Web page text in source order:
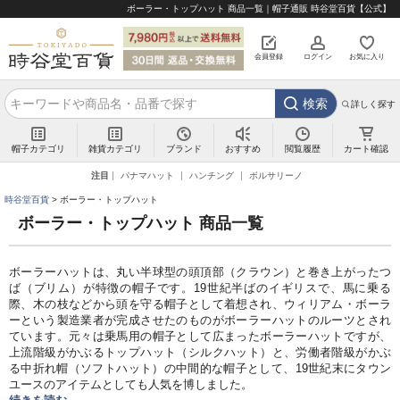
ボーラー・トップハット 商品一覧｜帽子通販 時谷堂百貨【公式】
会員登録 ログイン お気に入り
検索 詳しく探す
帽子カテゴリ 雑貨カテゴリ ブランド おすすめ 閲覧履歴 カート確認
注目 パナマハット ハンチング ボルサリーノ
時谷堂百貨 ボーラー・トップハット
ボーラー・トップハット 商品一覧
ボーラーハットは、丸い半球型の頭頂部（クラウン）と巻き上がったつ
ば（ブリム）が特徴の帽子です。19世紀半ばのイギリスで、馬に乗る
際、木の枝などから頭を守る帽子として着想され、ウィリアム・ボーラ
ーという製造業者が完成させたのものがボーラーハットのルーツとされ
ています。元々は乗馬用の帽子として広まったボーラーハットですが、
上流階級がかぶるトップハット（シルクハット）と、労働者階級がかぶ
る中折れ帽（ソフトハット）の中間的な帽子として、19世紀末にタウン
ユースのアイテムとしても人気を博しました。